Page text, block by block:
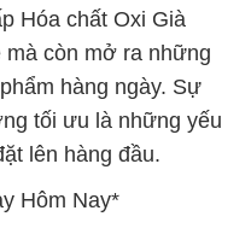
Hóa chất Oxi Già
còn mở ra những
hàng ngày. Sự
tối ưu là những yếu
lên hàng đầu.
Hôm Nay*